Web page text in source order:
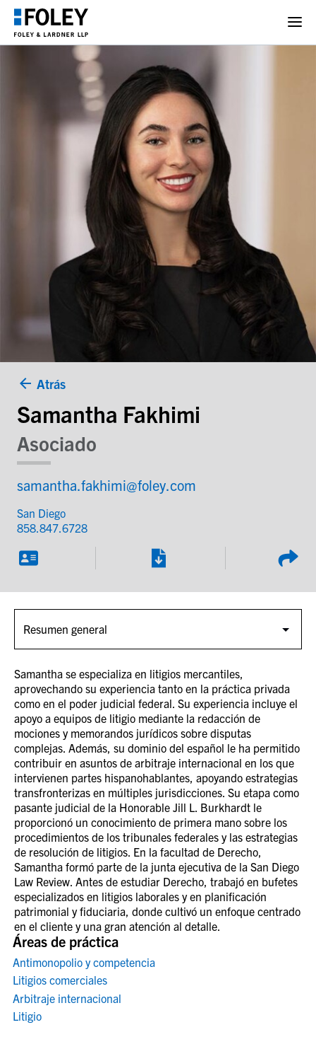
Atrás
Samantha Fakhimi
Asociado
samantha.fakhimi@foley.com
San Diego
858.847.6728
Áreas de práctica
Antimonopolio y competencia
Litigios comerciales
Arbitraje internacional
Litigio
Samantha se especializa en litigios mercantiles,
aprovechando su experiencia tanto en la práctica privada
como en el poder judicial federal. Su experiencia incluye el
apoyo a equipos de litigio mediante la redacción de
mociones y memorandos jurídicos sobre disputas
complejas. Además, su dominio del español le ha permitido
contribuir en asuntos de arbitraje internacional en los que
intervienen partes hispanohablantes, apoyando estrategias
transfronterizas en múltiples jurisdicciones. Su etapa como
pasante judicial de la Honorable Jill L. Burkhardt le
proporcionó un conocimiento de primera mano sobre los
procedimientos de los tribunales federales y las estrategias
de resolución de litigios. En la facultad de Derecho,
Samantha formó parte de la junta ejecutiva de la San Diego
Law Review. Antes de estudiar Derecho, trabajó en bufetes
especializados en litigios laborales y en planificación
patrimonial y fiduciaria, donde cultivó un enfoque centrado
en el cliente y una gran atención al detalle.